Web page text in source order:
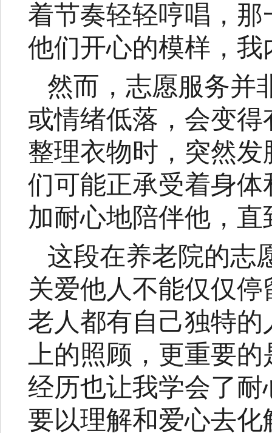
着节奏轻轻哼唱，
他们开心的模样，
然而，志愿服务并
或情绪低落，会变
整理衣物时，突然
们可能正承受着身
加耐心地陪伴他，
这段在养老院的志
关爱他人不能仅仅
老人都有自己独特
上的照顾，更重要
经历也让我学会了
要以理解和爱心去化